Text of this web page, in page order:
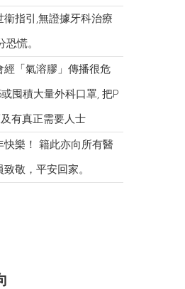
指引,無證據牙科治療
慌。
經「氣溶膠」傳播很危
囤積大量外科口罩, 把P​
有真正需要人士
樂！ 籍此亦向所有醫
敬，平安回家。